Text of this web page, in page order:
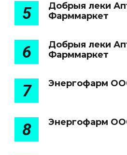
5
Добрыя леки
Фарммаркет
6
Добрыя леки
Фарммаркет
7 Энергофарм
8 Энергофарм